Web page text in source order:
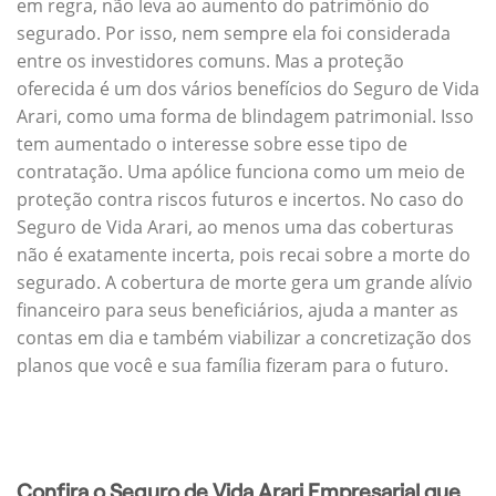
em regra, não leva ao aumento do patrimônio do
segurado. Por isso, nem sempre ela foi considerada
entre os investidores comuns. Mas a proteção
oferecida é um dos vários benefícios do Seguro de Vida
Arari, como uma forma de blindagem patrimonial. Isso
tem aumentado o interesse sobre esse tipo de
contratação. Uma apólice funciona como um meio de
proteção contra riscos futuros e incertos. No caso do
Seguro de Vida Arari, ao menos uma das coberturas
não é exatamente incerta, pois recai sobre a morte do
segurado. A cobertura de morte gera um grande alívio
financeiro para seus beneficiários, ajuda a manter as
contas em dia e também viabilizar a concretização dos
planos que você e sua família fizeram para o futuro.